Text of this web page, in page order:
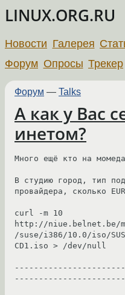
LINUX.ORG.RU
Новости Галерея
Форум Опросы Трекер
Форум — Talks
А как у Вас
инетом?
Много ещё кто на
В студию город, тип
провайдера, сколько
curl -m 10
http://niue.belnet.be/
/suse/i386/10.0/iso/
CD1.iso > /dev/null